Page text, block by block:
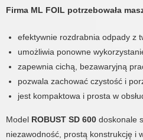
Firma ML FOIL potrzebowała
efektywnie rozdrabnia odpady z
umożliwia ponowne
zapewnia cichą, bezawaryjną
pozwala zachować czystość i
jest kompaktowa i prosta w
Model ROBUST SD 600 doskonale
niezawodność, prostą konstrukcję i